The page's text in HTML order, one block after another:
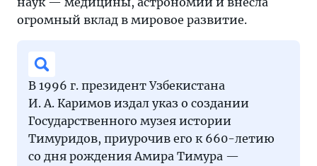
огромный вклад в мировое развитие.
В 1996 г. президент Узбекистана
И. А. Каримов издал указ о создании
Государственного музея истории
Тимуридов, приурочив его к 660-летию
со дня рождения Амира Тимура —